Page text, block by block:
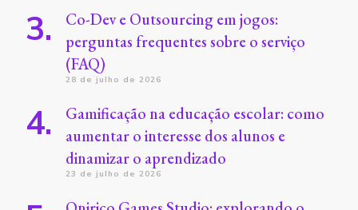
Co-Dev e Outsourcing em jogos:
perguntas frequentes sobre o serviço
(FAQ)
28 de julho de 2026
Gamificação na educação escolar: como
aumentar o interesse dos alunos e
dinamizar o aprendizado
23 de julho de 2026